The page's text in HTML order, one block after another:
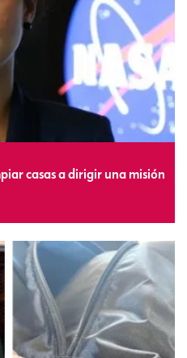
casas a dirigir una misión